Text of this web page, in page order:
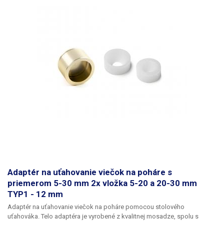
Adaptér na uťahovanie viečok na poháre s
priemerom 5-30 mm 2x vložka 5-20 a 20-30 mm
TYP1 - 12 mm
Adaptér na uťahovanie viečok na poháre pomocou stolového
uťahováka. Telo adaptéra je vyrobené z kvalitnej mosadze, spolu s